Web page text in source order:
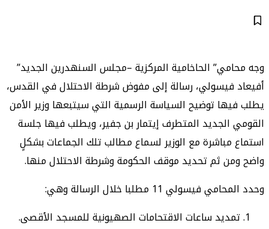
وجه محامي” الحاخامية المركزية –مجلس السنهدرين الجديد”
أفيعاد فيسولي، رسالة إلى مفوض شرطة الاحتلال في القدس،
يطلب فيها توضيح السياسة الرسمية التي سيتبعها وزير الأمن
القومي الجديد المتطرف إيتمار بن جفير، ويطلب فيها جلسة
استماع مباشرة مع الوزير لسماع مطالب تلك الجماعات بشكلٍ
واضح ومن ثم تحديد موقف الحكومة وشرطة الاحتلال منها.
وحدد المحامي فيسولي 11 مطلبا خلال الرسالة وهي:
تمديد ساعات الاقتحامات الصهيونية للمسجد الأقصى.